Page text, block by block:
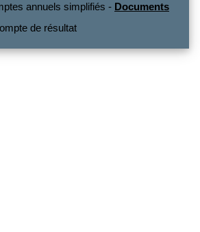
annuels simplifiés - Documents
de résultat